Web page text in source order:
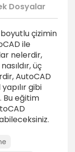
Dosyalar
çizimin
ile
nelerdir,
üç
AutoCAD
gibi
Bu eğitim